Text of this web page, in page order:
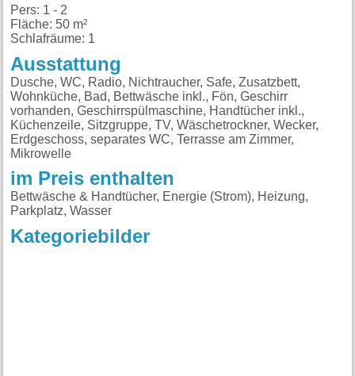
Pers: 1 - 2
Fläche: 50 m²
Schlafräume: 1
Ausstattung
Dusche, WC, Radio, Nichtraucher, Safe, Zusatzbett,
Wohnküche, Bad, Bettwäsche inkl., Fön, Geschirr
vorhanden, Geschirrspülmaschine, Handtücher inkl.,
Küchenzeile, Sitzgruppe, TV, Wäschetrockner, Wecker,
Erdgeschoss, separates WC, Terrasse am Zimmer,
Mikrowelle
im Preis enthalten
Bettwäsche & Handtücher, Energie (Strom), Heizung,
Parkplatz, Wasser
Kategoriebilder